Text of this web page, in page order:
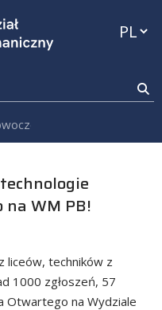
technologie
na WM PB!
liceów, techników z
1000 zgłoszeń, 57
Otwartego na Wydziale